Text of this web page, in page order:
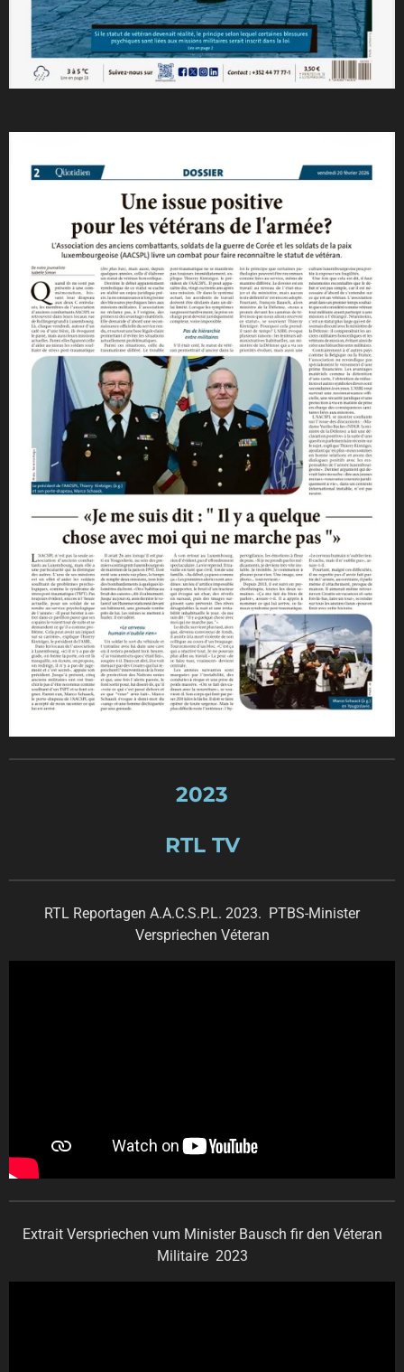
2023
RTL TV
RTL Reportagen A.A.C.S.P.L. 2023. PTBS-Minister
Verspriechen Véteran
Extrait Verspriechen vum Minister Bausch fir den Véteran
Militaire 2023